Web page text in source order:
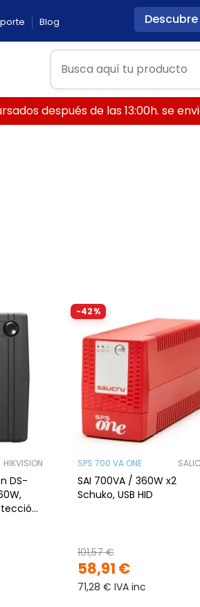
Blog
después de las 13:00h. se
HIKVISION
DS-
-42%
SPS 700 VA ONE
SAI 700VA / 360W x2
Schuko, USB HID
58,91 €
101,57 €
71,28 € IVA inc